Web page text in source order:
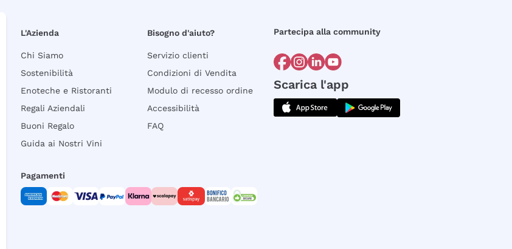
L'Azienda
Chi Siamo
Sostenibilità
Enoteche e Ristoranti
Regali Aziendali
Buoni Regalo
Guida ai Nostri Vini
Bisogno d'aiuto?
Servizio clienti
Condizioni di Vendita
Modulo di recesso ordine
Accessibilità
FAQ
Partecipa alla community
Scarica l'app
Pagamenti